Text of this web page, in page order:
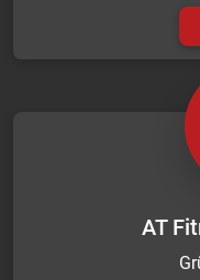
AT